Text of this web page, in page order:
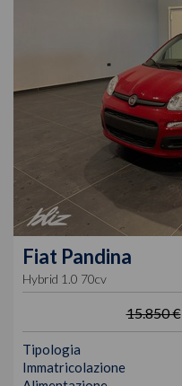
Fiat Pandina
Hybrid 1.0 70cv
15.850 €
Tipologia
Immatricolazione